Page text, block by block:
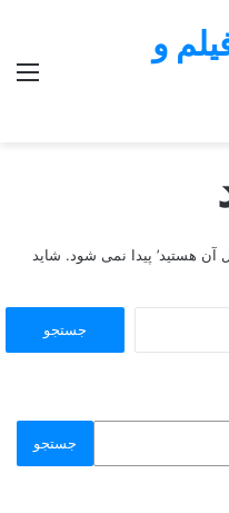
و
هستید’ پیدا نمی شود. شاید
جستجو